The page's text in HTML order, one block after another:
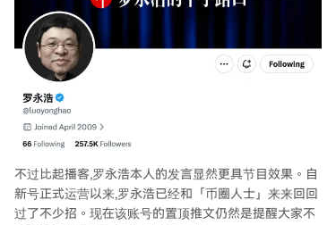
不过比起播客,罗永浩本人的发言显然更具节目效果。自
新号正式运营以来,罗永浩已经和「币圈人士」来来回回
过了不少招。现在该账号的置顶推文仍然是提醒大家不